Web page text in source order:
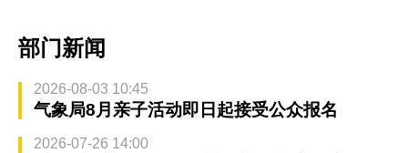
部门新闻
2026-08-03 10:45
气象局8月亲子活动即日起接受公众报名
2026-07-26 14:00